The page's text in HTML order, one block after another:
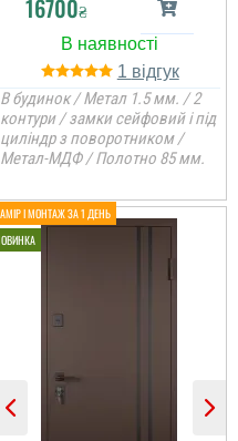
16700₴
1
В будинок / Метал 1.5 мм. / 2
контури / замки сейфовий і під
циліндр з поворотником /
Метал-МДФ / Полотно 85 мм.